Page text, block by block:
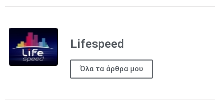
Lifespeed
Όλα τα άρθρα μου